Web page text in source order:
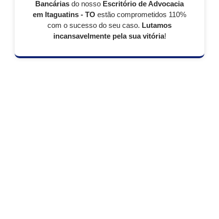
Bancárias do nosso Escritório de Advocacia
em Itaguatins - TO estão comprometidos 110%
com o sucesso do seu caso. Lutamos
incansavelmente pela sua vitória!